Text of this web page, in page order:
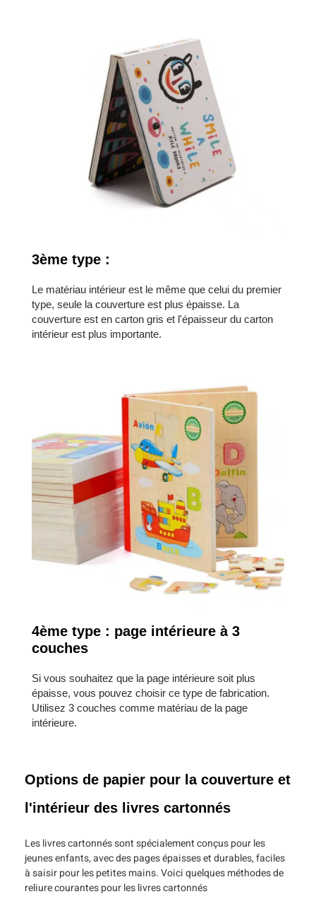
3ème type :
Le matériau intérieur est le même que celui du premier
type, seule la couverture est plus épaisse. La
couverture est en carton gris et l'épaisseur du carton
intérieur est plus importante.
4ème type : page intérieure à 3
couches
Si vous souhaitez que la page intérieure soit plus
épaisse, vous pouvez choisir ce type de fabrication.
Utilisez 3 couches comme matériau de la page
intérieure.
Options de papier pour la couverture et
l'intérieur des livres cartonnés
Les livres cartonnés sont spécialement conçus pour les
jeunes enfants, avec des pages épaisses et durables, faciles
à saisir pour les petites mains. Voici quelques méthodes de
reliure courantes pour les livres cartonnés